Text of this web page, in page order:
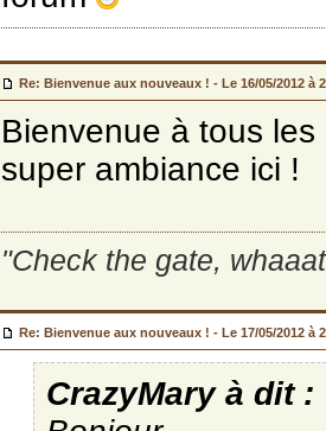
Re: Bienvenue aux nouveaux ! - Le 16/05/2012 à
Bienvenue à tous
super ambiance ici !
"Check the gate,
Re: Bienvenue aux nouveaux ! - Le 17/05/2012 à
CrazyMary à dit :